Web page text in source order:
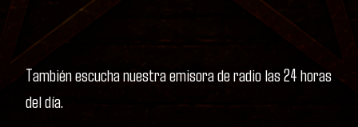
También escucha nuestra emisora de radio las 24 horas
del día.